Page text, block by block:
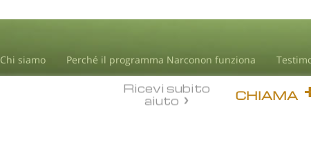
Chi siamo Perché il programma Narconon funziona
CHIAMA
Ricevi subito
aiuto